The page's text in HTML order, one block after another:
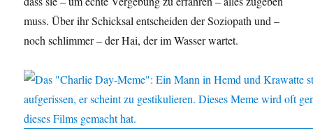
muss. Über ihr Schicksal entscheiden der Soziopath und –
noch schlimmer – der Hai, der im Wasser wartet.